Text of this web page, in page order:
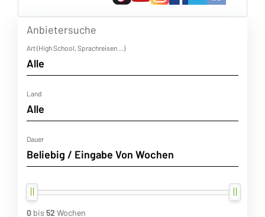
Anbietersuche
Art (High School, Sprachreisen ...)
Land
Dauer
0 bis 52 Wochen